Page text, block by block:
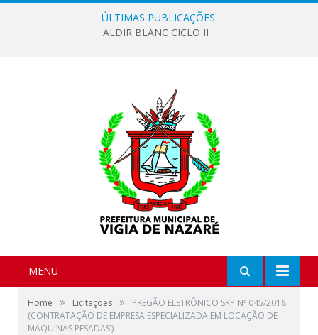
ÚLTIMAS PUBLICAÇÕES:
ALDIR BLANC CICLO II
MENU
Home » Licitações »
PREGÃO ELETRÔNICO SRP Nº 045/2018
(CONTRATAÇÃO DE EMPRESA ESPECIALIZADA EM LOCAÇÃO DE
MÁQUINAS PESADAS’)